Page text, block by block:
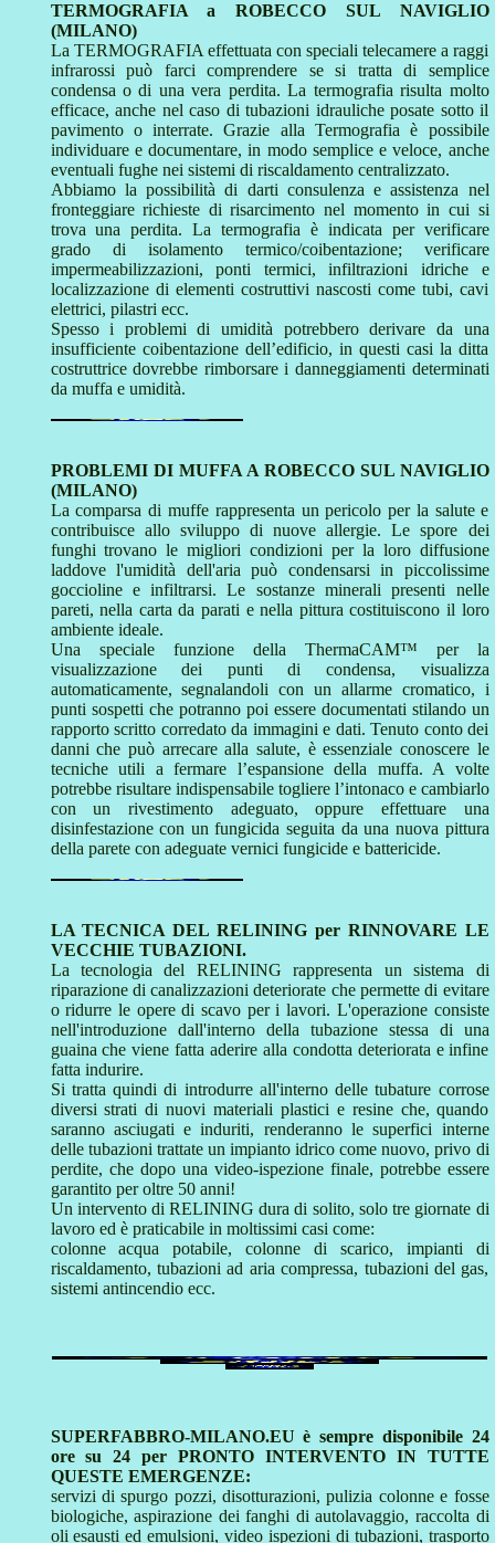
TERMOGRAFIA a ROBECCO SUL NAVIGLIO
(MILANO)
La TERMOGRAFIA effettuata con speciali telecamere a raggi
infrarossi può farci comprendere se si tratta di semplice
condensa o di una vera perdita. La termografia risulta molto
efficace, anche nel caso di tubazioni idrauliche posate sotto il
pavimento o interrate. Grazie alla Termografia è possibile
individuare e documentare, in modo semplice e veloce, anche
eventuali fughe nei sistemi di riscaldamento centralizzato.
Abbiamo la possibilità di darti consulenza e assistenza nel
fronteggiare richieste di risarcimento nel momento in cui si
trova una perdita. La termografia è indicata per verificare
grado di isolamento termico/coibentazione; verificare
impermeabilizzazioni, ponti termici, infiltrazioni idriche e
localizzazione di elementi costruttivi nascosti come tubi, cavi
elettrici, pilastri ecc.
Spesso i problemi di umidità potrebbero derivare da una
insufficiente coibentazione dell’edificio, in questi casi la ditta
costruttrice dovrebbe rimborsare i danneggiamenti determinati
da muffa e umidità.
PROBLEMI DI MUFFA A ROBECCO SUL NAVIGLIO
(MILANO)
La comparsa di muffe rappresenta un pericolo per la salute e
contribuisce allo sviluppo di nuove allergie. Le spore dei
funghi trovano le migliori condizioni per la loro diffusione
laddove l'umidità dell'aria può condensarsi in piccolissime
goccioline e infiltrarsi. Le sostanze minerali presenti nelle
pareti, nella carta da parati e nella pittura costituiscono il loro
ambiente ideale.
Una speciale funzione della ThermaCAM™ per la
visualizzazione dei punti di condensa, visualizza
automaticamente, segnalandoli con un allarme cromatico, i
punti sospetti che potranno poi essere documentati stilando un
rapporto scritto corredato da immagini e dati. Tenuto conto dei
danni che può arrecare alla salute, è essenziale conoscere le
tecniche utili a fermare l’espansione della muffa. A volte
potrebbe risultare indispensabile togliere l’intonaco e cambiarlo
con un rivestimento adeguato, oppure effettuare una
disinfestazione con un fungicida seguita da una nuova pittura
della parete con adeguate vernici fungicide e battericide.
LA TECNICA DEL RELINING per RINNOVARE LE
VECCHIE TUBAZIONI.
La tecnologia del RELINING rappresenta un sistema di
riparazione di canalizzazioni deteriorate che permette di evitare
o ridurre le opere di scavo per i lavori. L'operazione consiste
nell'introduzione dall'interno della tubazione stessa di una
guaina che viene fatta aderire alla condotta deteriorata e infine
fatta indurire.
Si tratta quindi di introdurre all'interno delle tubature corrose
diversi strati di nuovi materiali plastici e resine che, quando
saranno asciugati e induriti, renderanno le superfici interne
delle tubazioni trattate un impianto idrico come nuovo, privo di
perdite, che dopo una video-ispezione finale, potrebbe essere
garantito per oltre 50 anni!
Un intervento di RELINING dura di solito, solo tre giornate di
lavoro ed è praticabile in moltissimi casi come:
colonne acqua potabile, colonne di scarico, impianti di
riscaldamento, tubazioni ad aria compressa, tubazioni del gas,
sistemi antincendio ecc.
SUPERFABBRO-MILANO.EU è sempre disponibile 24
ore su 24 per PRONTO INTERVENTO IN TUTTE
QUESTE EMERGENZE:
servizi di spurgo pozzi, disotturazioni, pulizia colonne e fosse
biologiche, aspirazione dei fanghi di autolavaggio, raccolta di
oli esausti ed emulsioni, video ispezioni di tubazioni, trasporto